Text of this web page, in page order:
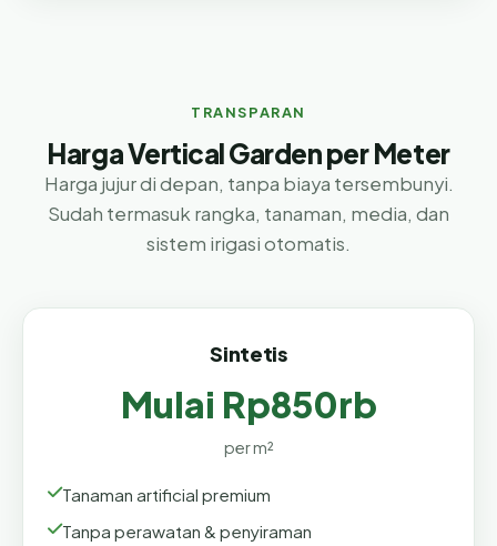
TRANSPARAN
Harga Vertical Garden per Meter
Harga jujur di depan, tanpa biaya tersembunyi.
Sudah termasuk rangka, tanaman, media, dan
sistem irigasi otomatis.
Sintetis
Mulai Rp850rb
per m²
Tanaman artificial premium
Tanpa perawatan & penyiraman